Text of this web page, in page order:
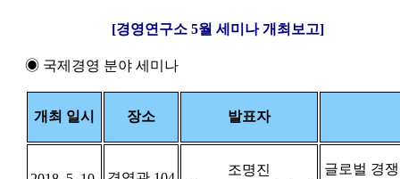
[경영연구소 5월 세미나 개최보고]
◉ 국제경영 분야 세미나
개최 일시 장소 발표자
조명진
글로벌 경